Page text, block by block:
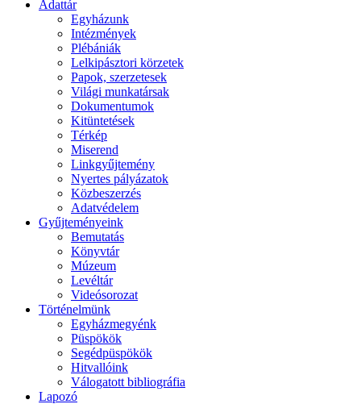
Adattár
Egyházunk
Intézmények
Plébániák
Lelkipásztori körzetek
Papok, szerzetesek
Világi munkatársak
Dokumentumok
Kitüntetések
Térkép
Miserend
Linkgyűjtemény
Nyertes pályázatok
Közbeszerzés
Adatvédelem
Gyűjteményeink
Bemutatás
Könyvtár
Múzeum
Levéltár
Videósorozat
Történelmünk
Egyházmegyénk
Püspökök
Segédpüspökök
Hitvallóink
Válogatott bibliográfia
Lapozó